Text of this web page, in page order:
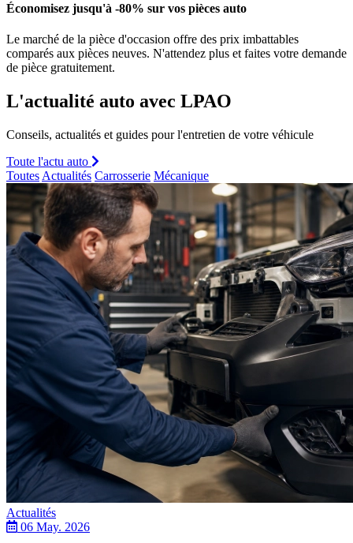
Économisez jusqu'à -80% sur vos pièces auto
Le marché de la pièce d'occasion offre des prix imbattables
comparés aux pièces neuves. N'attendez plus et faites votre demande
de pièce gratuitement.
L'actualité auto avec LPAO
Conseils, actualités et guides pour l'entretien de votre véhicule
Toute l'actu auto
Toutes Actualités Carrosserie Mécanique
Actualités
06 May. 2026